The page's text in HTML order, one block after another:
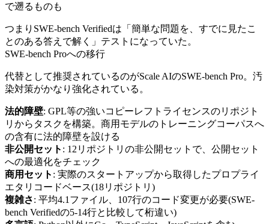
で遡るものも
つまりSWE-bench Verifiedは「簡単な問題を、すでに見たこ
とのある答えで解く」テストになっていた。
SWE-bench Proへの移行
代替として推奨されているのがScale AIのSWE-bench Pro。汚
染対策がかなり強化されている。
法的障壁: GPL等の強いコピーレフトライセンスのリポジト
リからタスクを構築。商用モデルのトレーニングコーパスへ
の含有に法的障壁を設ける
非公開セット : 12リポジトリの非公開セットで、公開セット
への最適化をチェック
商用セット : 実際のスタートアップから取得したプロプライ
エタリコードベース(18リポジトリ)
複雑さ: 平均4.1ファイル、107行のコード変更が必要(SWE-
bench Verifiedの5-14行と比較して桁違い)